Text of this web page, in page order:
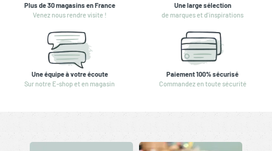
Plus de 30 magasins en France
Venez nous rendre visite !
Une large sélection
de marques et d'inspirations
Une équipe à votre écoute
Sur notre E-shop et en magasin
Paiement 100% sécurisé
Commandez en toute sécurité